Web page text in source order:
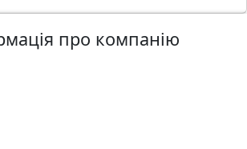
про компанію